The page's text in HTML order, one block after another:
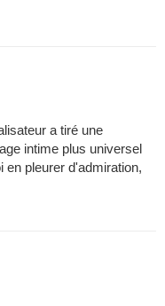
a tiré une
intime plus universel
en pleurer d'admiration,